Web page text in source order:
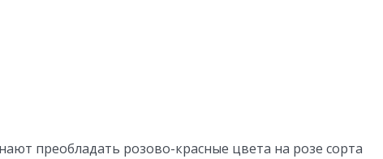
преобладать розово-красные цвета на розе сорта